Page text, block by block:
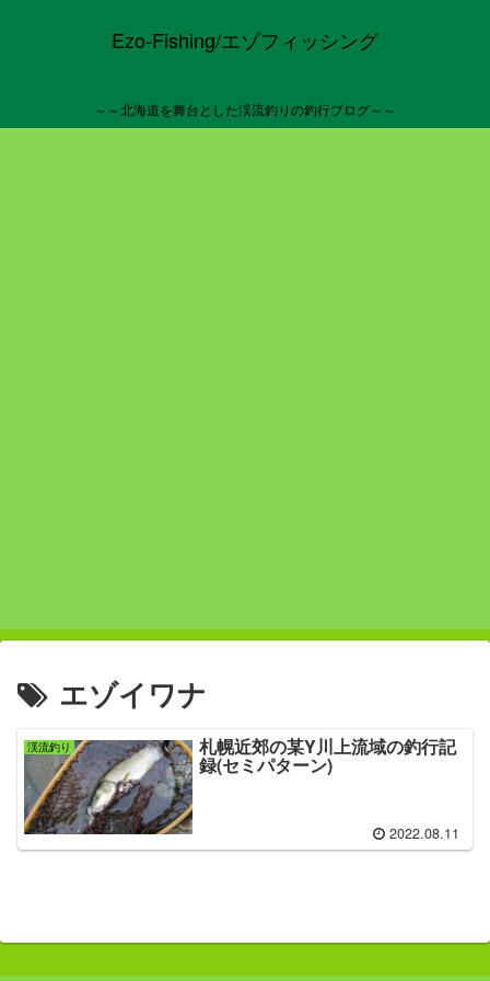
Ezo-Fishing/エゾフィッシング
～～北海道を舞台とした渓流釣りの釣行ブログ～～
エゾイワナ
渓流釣り 札幌近郊の某Y川上流域の釣行記
録(セミパターン)
2022.08.11